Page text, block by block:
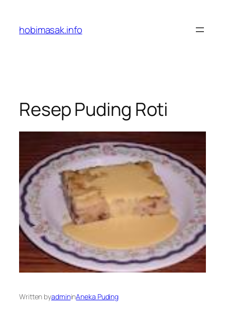
content
hobimasak.info
Resep Puding Roti
Written byadmininAneka Puding